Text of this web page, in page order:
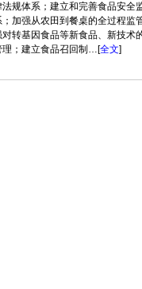
法规体系；建立和完善食品安全
；加强从农田到餐桌的全过程监
对转基因食品等新食品、新技术
理；建立食品召回制…[全文]